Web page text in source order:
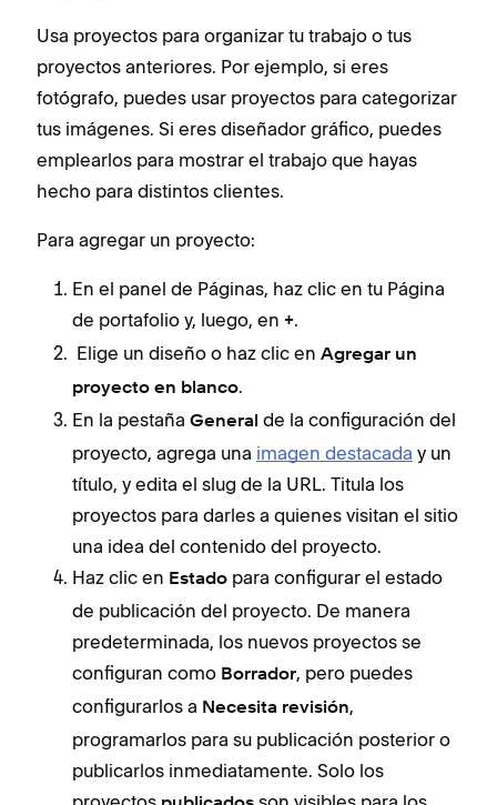
Usa proyectos para organizar tu trabajo o tus
proyectos anteriores. Por ejemplo, si eres
fotógrafo, puedes usar proyectos para categorizar
tus imágenes. Si eres diseñador gráfico, puedes
emplearlos para mostrar el trabajo que hayas
hecho para distintos clientes.
Para agregar un proyecto:
En el panel de Páginas, haz clic en tu Página
de portafolio y, luego, en +.
Elige un diseño o haz clic en Agregar un
proyecto en blanco.
En la pestaña General de la configuración del
proyecto, agrega una imagen destacada y un
título, y edita el slug de la URL. Titula los
proyectos para darles a quienes visitan el sitio
una idea del contenido del proyecto.
Haz clic en Estado para configurar el estado
de publicación del proyecto. De manera
predeterminada, los nuevos proyectos se
configuran como Borrador, pero puedes
configurarlos a Necesita revisión,
programarlos para su publicación posterior o
publicarlos inmediatamente. Solo los